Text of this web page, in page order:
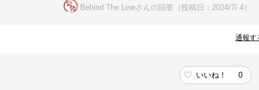
Behind The Lineさんの回答（投稿日：2024/7/ 4）
通報す
いいね！ 0